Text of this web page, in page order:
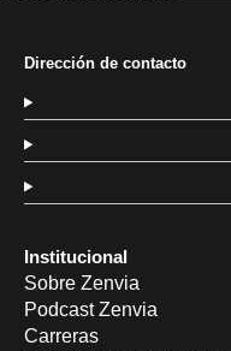
Institucional
Sobre Zenvia
Podcast Zenvia
Carreras
Dirección de contacto